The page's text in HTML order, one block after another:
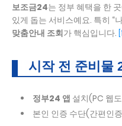
보조금24는 정부 혜택을 한
있게 돕는 서비스예요. 특히 “
맞춤안내 조회가 핵심입니다. [1]
시작 전 준비물
정부24 앱 설치(PC 웹
본인 인증 수단(간편인